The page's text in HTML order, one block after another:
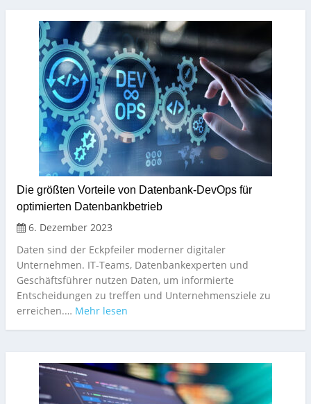
Die größten Vorteile von Datenbank-DevOps für
optimierten Datenbankbetrieb
6. Dezember 2023
Daten sind der Eckpfeiler moderner digitaler
Unternehmen. IT-Teams, Datenbankexperten und
Geschäftsführer nutzen Daten, um informierte
Entscheidungen zu treffen und Unternehmensziele zu
erreichen.… Mehr lesen